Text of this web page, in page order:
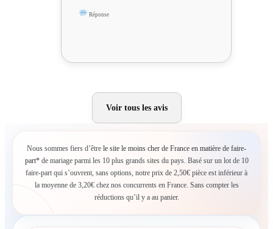
Réponse
Voir tous les avis
Nous sommes fiers d’être le site le moins cher de France en matière de faire-
part*de mariage parmi les 10 plus grands sites du pays. Basé sur un lot de 10
faire-part qui s’ouvrent, sans options, notre prix de 2,50€ pièce est inférieur à
la moyenne de 3,20€ chez nos concurrents en France. Sans compter les
réductions qu’il y a au panier.